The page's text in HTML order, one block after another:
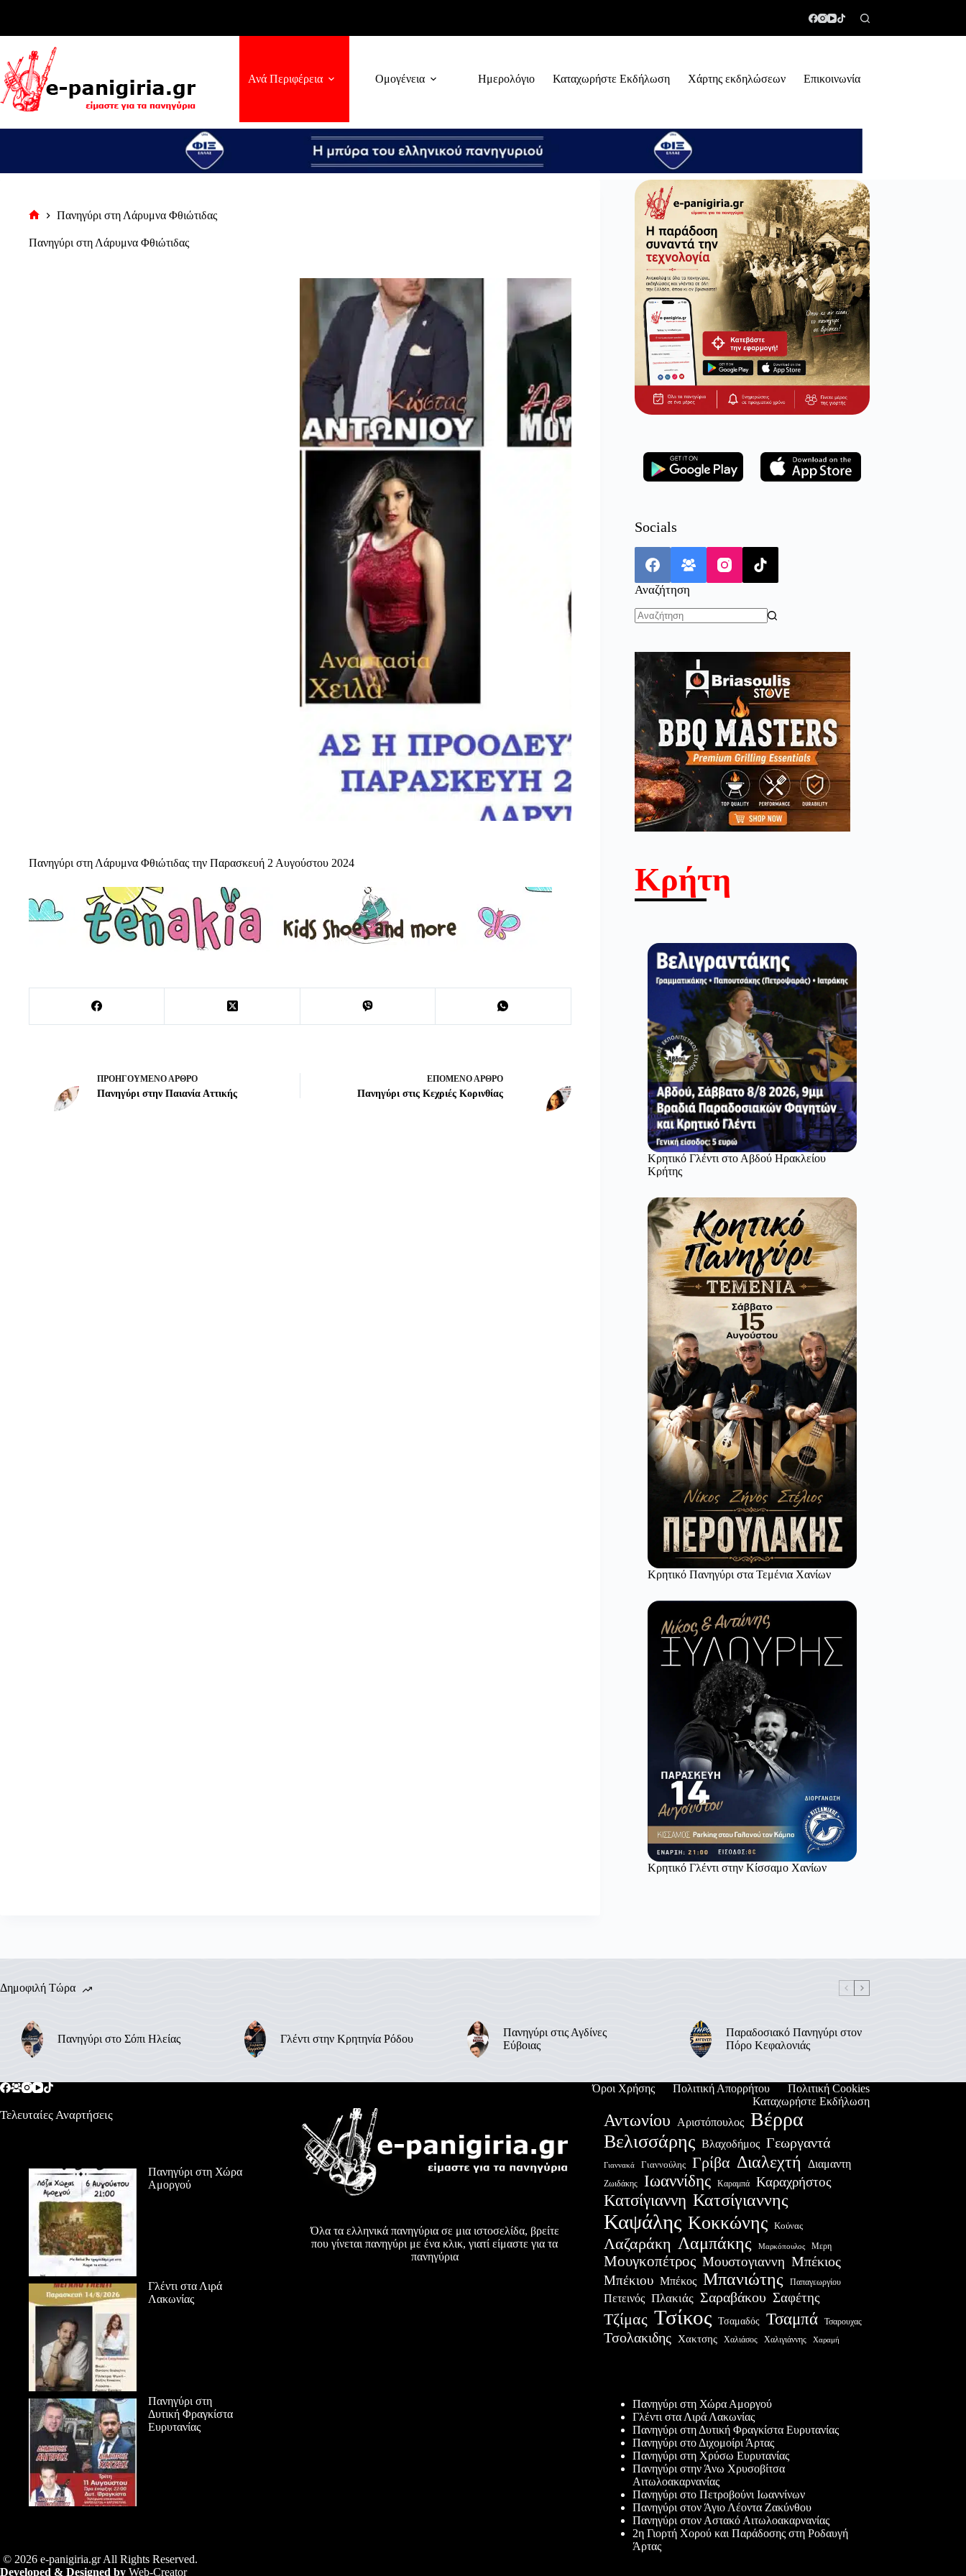
Ανά Περιφέρεια Ομογένεια Ημερολόγιο Καταχωρήστε Εκδήλωση Χάρτης εκδηλώσεων Επικοινωνία
σελίδα
Πανηγύρι στη Λάρυμνα Φθιώτιδας
Πανηγύρι στη Λάρυμνα Φθιώτιδας
Πανηγύρι στη Λάρυμνα Φθιώτιδας την Παρασκευή 2 Αυγούστου 2024
ΠΡΟΗΓΟΎΜΕΝΟΆΡΘΡΟ
Πανηγύρι στην Παιανία Αττικής
ΕΠΌΜΕΝΟΆΡΘΡΟ
Πανηγύρι στις Κεχριές Κορινθίας
Socials
Αναζήτηση
Κρήτη
Κρητικό Γλέντι στο Αβδού Ηρακλείου
Κρήτης
Κρητικό Πανηγύρι στα Τεμένια Χανίων
Κρητικό Γλέντι στην Κίσσαμο Χανίων
Δημοφιλή Τώρα
Πανηγύρι στο Σόπι Ηλείας Γλέντι στην Κρητηνία Ρόδου
Πανηγύρι στις Αγδίνες
Εύβοιας
Παραδοσιακό Πανηγύρι στον
Πόρο Κεφαλονιάς
Όροι Χρήσης Πολιτική Απορρήτου
Πολιτική Cookies
Καταχωρήστε Εκδήλωση
Τελευταίες Αναρτήσεις
Πανηγύρι στη Χώρα
Αμοργού
Γλέντι στα Λιρά
Λακωνίας
Πανηγύρι στη
Δυτική Φραγκίστα
Ευρυτανίας
Όλα τα ελληνικά πανηγύρια σε μια ιστοσελίδα, βρείτε
που γίνεται πανηγύρι με ένα κλικ, γιατί είμαστε για τα
πανηγύρια
Αντωνίου Αριστόπουλος Βέρρα
Βελισσάρης Βλαχοδήμος Γεωργαντά
Γιαννακά Γιαννούλης Γρίβα Διαλεχτή Διαμαντη
Ζωιδάκης Ιωαννίδης Καραμπά Καραχρήστος
Κατσίγιαννη Κατσίγιαννης
Καψάλης Κοκκώνης Κούνας
Λαζαράκη Λαμπάκης Μαρκόπουλος Μερη
Μουγκοπέτρος Μουστογιαννη Μπέκιος
Μπέκιου Μπέκος Μπανιώτης Παπαγεωργίου
Πετεινός Πλακιάς Σαραβάκου Σαφέτης
Τζίμας Τσίκος Τσαμαδός Τσαμπά Τσαρουχας
Τσολακιδης Χακτσης Χαλιάσος Χαλιγιάννης Χαραμή
Πανηγύρι στη Χώρα Αμοργού
Γλέντι στα Λιρά Λακωνίας
Πανηγύρι στη Δυτική Φραγκίστα Ευρυτανίας
Πανηγύρι στο Διχομοίρι Άρτας
Πανηγύρι στη Χρύσω Ευρυτανίας
Πανηγύρι στην Άνω Χρυσοβίτσα
Αιτωλοακαρνανίας
Πανηγύρι στο Πετροβούνι Ιωαννίνων
Πανηγύρι στον Άγιο Λέοντα Ζακύνθου
Πανηγύρι στον Αστακό Αιτωλοακαρνανίας
2η Γιορτή Χορού και Παράδοσης στη Ροδαυγή
Άρτας
© 2026 e-panigiria.gr All Rights Reserved.
Developed & Designed by Web-Creator